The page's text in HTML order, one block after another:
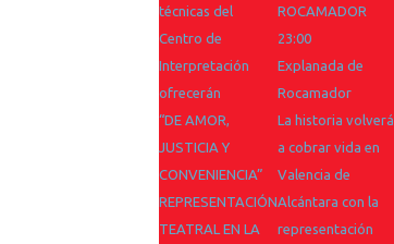
técnicas del
Centro de
Interpretación
ofrecerán
“DE AMOR,
JUSTICIA Y
CONVENIENCIA”
REPRESENTACIÓN
TEATRAL EN LA
ROCAMADOR
23:00
Explanada de
Rocamador
La historia volverá
a cobrar vida en
Valencia de
Alcántara con la
representación